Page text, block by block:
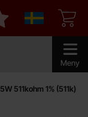
Meny
Sverige
favoriter
511kohm 1% (511k)